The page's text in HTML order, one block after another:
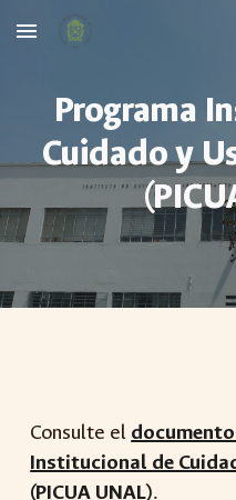
Skip to main content
Programa
Cuidado y
Consulte el
Institucional de
(PICUA UNAL).